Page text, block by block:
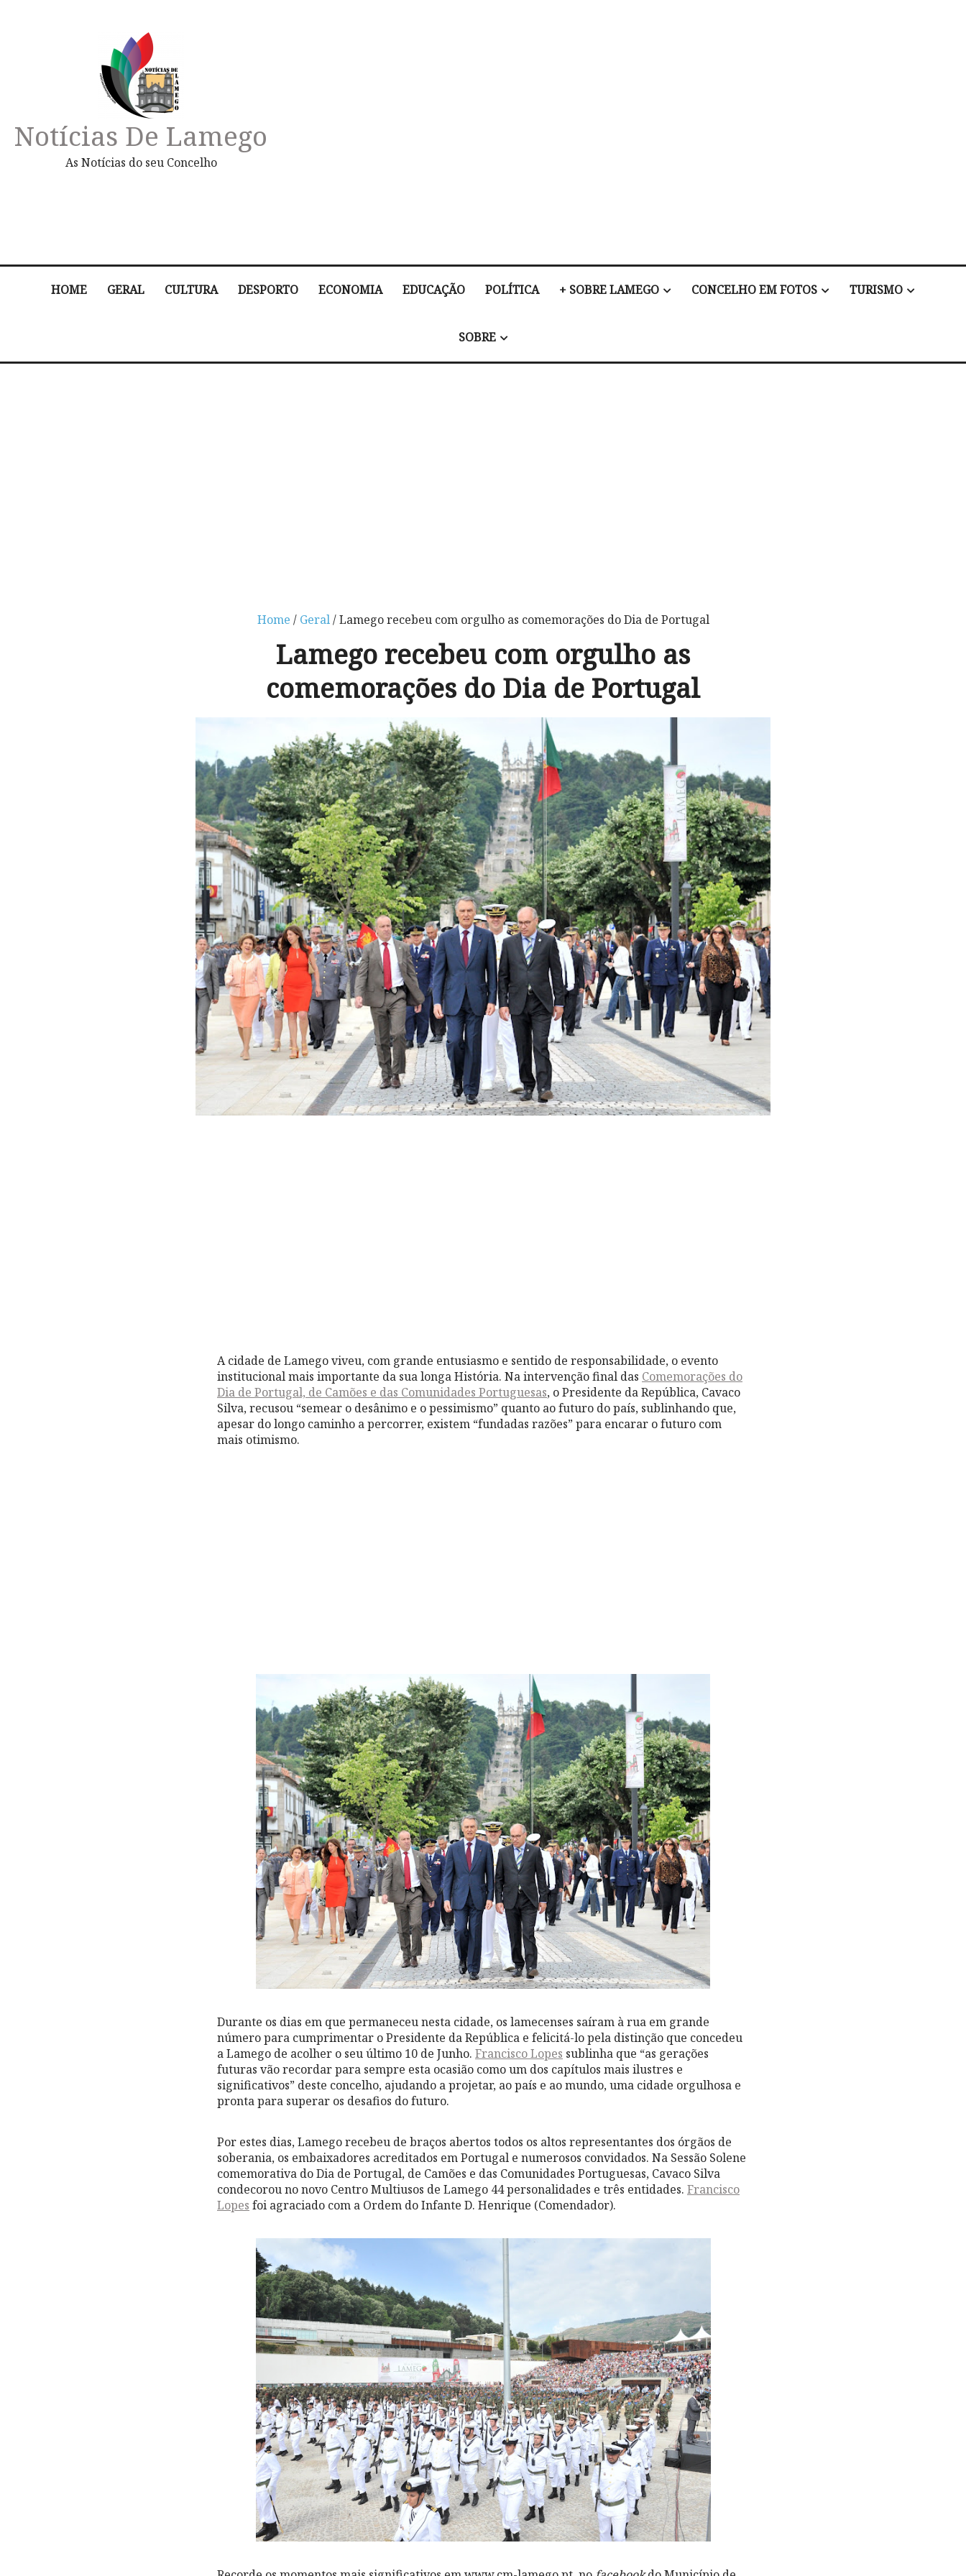
Notícias De Lamego
As Notícias do seu Concelho
HOME GERAL CULTURA DESPORTO ECONOMIA EDUCAÇÃO POLÍTICA + SOBRE LAMEGO CONCELHO EM FOTOS TURISMO
SOBRE
Home / Geral/ Lamego recebeu com orgulho as comemorações do Dia de Portugal
Lamego recebeu com orgulho as
comemorações do Dia de Portugal
A cidade de Lamego viveu, com grande entusiasmo e sentido de responsabilidade, o evento
institucional mais importante da sua longa História. Na intervenção final das Comemorações do
Dia de Portugal, de Camões e das Comunidades Portuguesas, o Presidente da República, Cavaco
Silva, recusou “semear o desânimo e o pessimismo” quanto ao futuro do país, sublinhando que,
apesar do longo caminho a percorrer, existem “fundadas razões” para encarar o futuro com
mais otimismo.
Durante os dias em que permaneceu nesta cidade, os lamecenses saíram à rua em grande
número para cumprimentar o Presidente da República e felicitá-lo pela distinção que concedeu
a Lamego de acolher o seu último 10 de Junho. Francisco Lopes sublinha que “as gerações
futuras vão recordar para sempre esta ocasião como um dos capítulos mais ilustres e
significativos” deste concelho, ajudando a projetar, ao país e ao mundo, uma cidade orgulhosa e
pronta para superar os desafios do futuro.
Por estes dias, Lamego recebeu de braços abertos todos os altos representantes dos órgãos de
soberania, os embaixadores acreditados em Portugal e numerosos convidados. Na Sessão Solene
comemorativa do Dia de Portugal, de Camões e das Comunidades Portuguesas, Cavaco Silva
condecorou no novo Centro Multiusos de Lamego 44 personalidades e três entidades. Francisco
Lopes foi agraciado com a Ordem do Infante D. Henrique (Comendador).